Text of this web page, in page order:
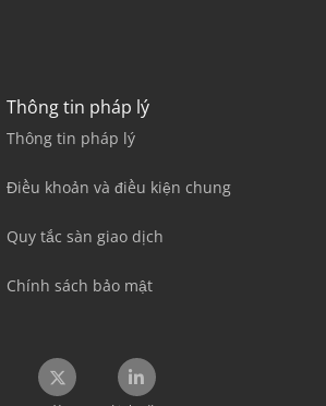
Thông tin pháp lý
Thông tin pháp lý
Điều khoản và điều kiện chung
Quy tắc sàn giao dịch
Chính sách bảo mật